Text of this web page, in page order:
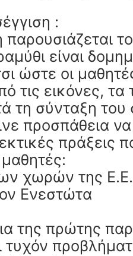
:
είναι
ώστε οι
τις εικόνες, τα
τη σύνταξη του
προσπάθεια να
πράξεις
χωρών της Ε.Ε.
Ενεστώτα
της πρώτης
τυχόν